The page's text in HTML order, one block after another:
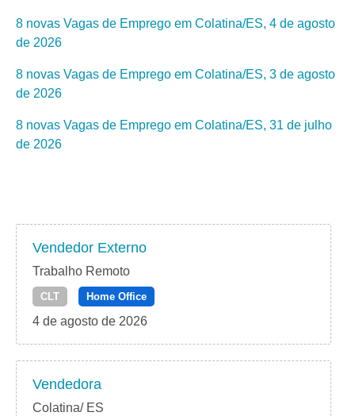
8 novas Vagas de Emprego em Colatina/ES, 4 de agosto
de 2026
8 novas Vagas de Emprego em Colatina/ES, 3 de agosto
de 2026
8 novas Vagas de Emprego em Colatina/ES, 31 de julho
de 2026
Vendedor Externo
Trabalho Remoto
CLT Home Office
4 de agosto de 2026
Vendedora
Colatina/ ES